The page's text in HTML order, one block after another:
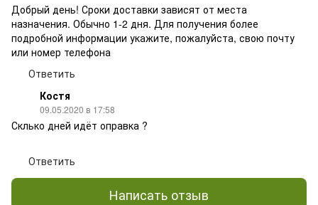
Добрый день! Сроки доставки зависят от места
назначения. Обычно 1-2 дня. Для получения более
подробной информации укажите, пожалуйста, свою почту
или номер телефона
Ответить
Костя
09.05.2020 в 17:58
Склько дней идёт оправка ?
Ответить
Написать отзыв